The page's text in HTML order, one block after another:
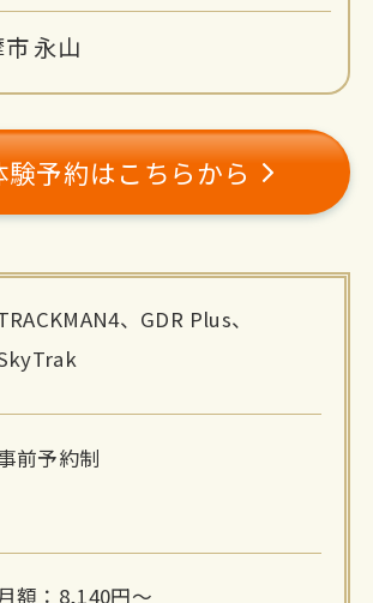
永山
験予約はこちらから
、GDR Plus、
前予約制
月額：8,140円〜